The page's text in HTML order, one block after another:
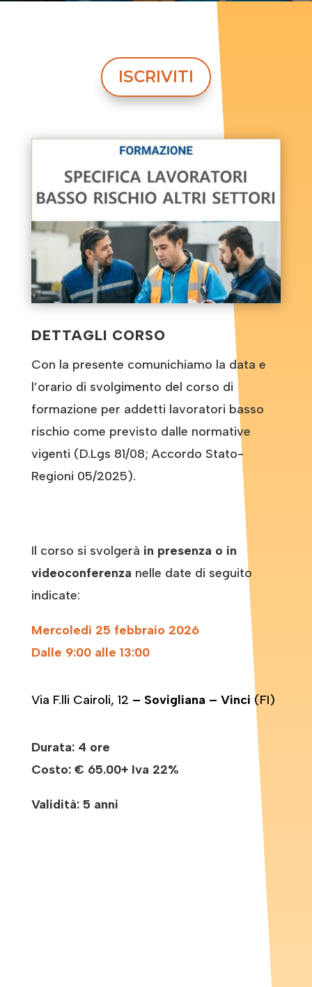
ISCRIVITI
DETTAGLI CORSO
Con la presente comunichiamo la data e
l’orario di svolgimento del corso di
formazione per addetti lavoratori basso
rischio come previsto dalle normative
vigenti (D.Lgs 81/08; Accordo Stato-
Regioni 05/2025).
Il corso si svolgerà in presenza o in
videoconferenza nelle date di seguito
indicate:
Mercoledì 25 febbraio 2026
Dalle 9:00 alle 13:00
Via F.lli Cairoli, 12 – Sovigliana – Vinci (FI)
Durata: 4 ore
Costo: € 65.00+ Iva 22%
Validità: 5 anni